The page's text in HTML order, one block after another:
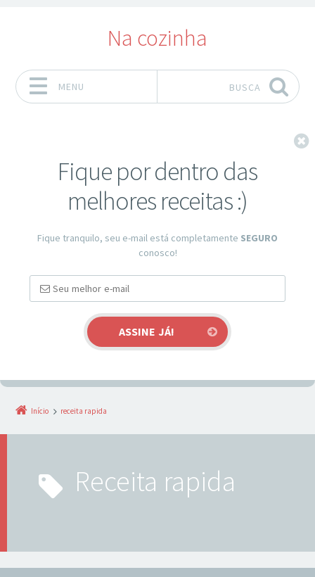
Na cozinha
MENU BUSCA
Fique por dentro das
melhores receitas :)
Fique tranquilo, seu e-mail está completamente SEGURO
conosco!
Início receita rapida
receita rapida